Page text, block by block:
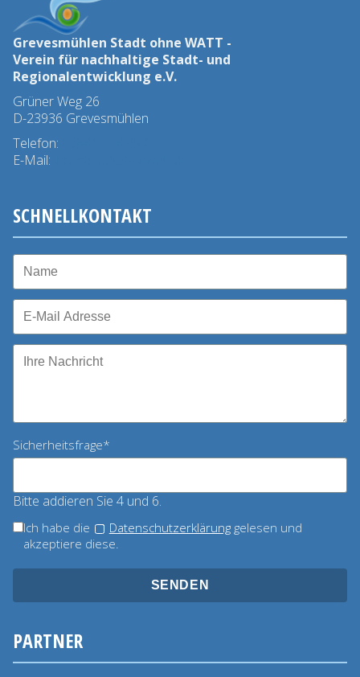
Grevesmühlen Stadt ohne WATT -
Verein für nachhaltige Stadt- und
Regionalentwicklung e.V.
Grüner Weg 26
D-23936 Grevesmühlen
Telefon:
E-Mail:
SCHNELLKONTAKT
Pflichtfeld
Sicherheitsfrage*
Bitte addieren Sie 4 und 6.
Ich habe die Datenschutzerklärunggelesen und
akzeptiere diese.
SENDEN
PARTNER